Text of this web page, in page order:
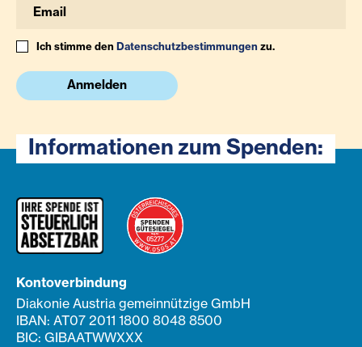
Ich stimme denDatenschutzbestimmungenzu.
Anmelden
Informationen zum Spenden:
Kontoverbindung
Diakonie Austria gemeinnützige GmbH
IBAN: AT07 2011 1800 8048 8500
BIC: GIBAATWWXXX